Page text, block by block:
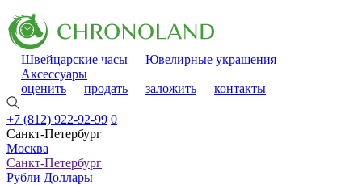
Швейцарские часы
Ювелирные украшения
Аксессуары
оценить
продать заложить контакты
+7 (812) 922-92-99 0
Санкт-Петербург
Москва
Санкт-Петербург
Рубли Доллары